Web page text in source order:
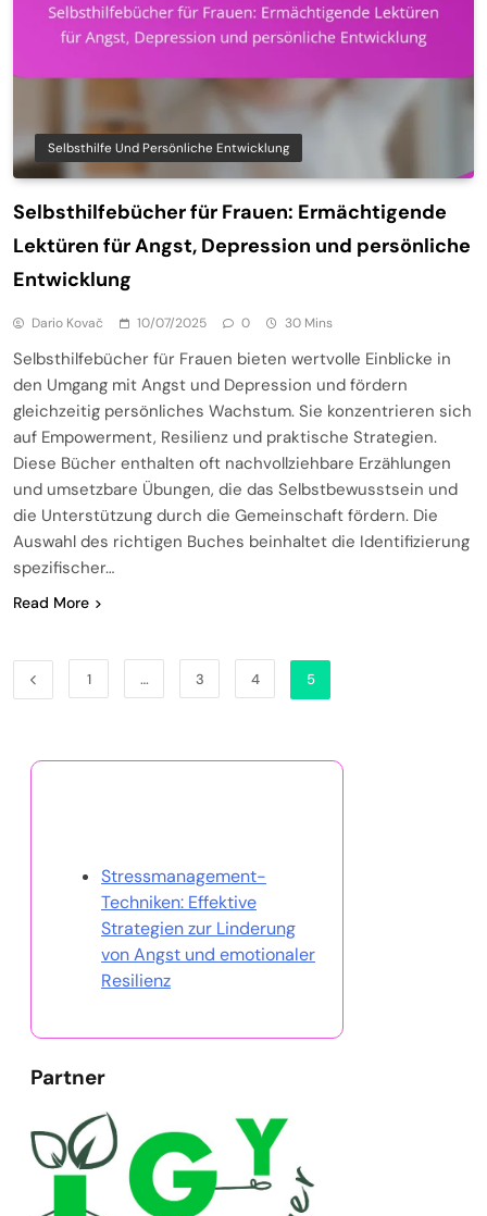
Selbsthilfe Und Persönliche Entwicklung
Selbsthilfebücher für Frauen: Ermächtigende
Lektüren für Angst, Depression und persönliche
Entwicklung
Dario Kovač 10/07/2025 0 30 Mins
Selbsthilfebücher für Frauen bieten wertvolle Einblicke in
den Umgang mit Angst und Depression und fördern
gleichzeitig persönliches Wachstum. Sie konzentrieren sich
auf Empowerment, Resilienz und praktische Strategien.
Diese Bücher enthalten oft nachvollziehbare Erzählungen
und umsetzbare Übungen, die das Selbstbewusstsein und
die Unterstützung durch die Gemeinschaft fördern. Die
Auswahl des richtigen Buches beinhaltet die Identifizierung
spezifischer…
Read More
1 … 3 4 5
Stressmanagement-
Techniken: Effektive
Strategien zur Linderung
von Angst und emotionaler
Resilienz
Partner